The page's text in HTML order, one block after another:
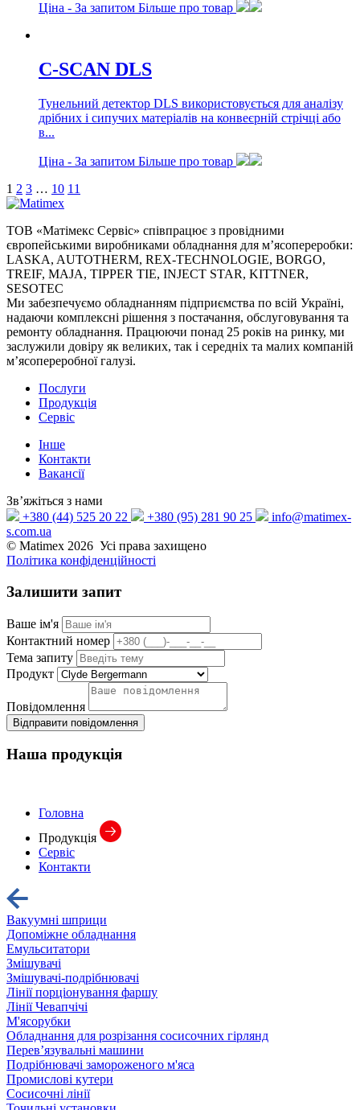
Ціна - За запитом Більше про товар
C-SCAN DLS
Тунельний детектор DLS використовується для аналізу
дрібних і сипучих матеріалів на конвеєрній стрічці або
в...
Ціна - За запитом Більше про товар
1 2 3 … 10 11
ТОВ «Матімекс Сервіс» співпрацює з провідними
європейськими виробниками обладнання для м’ясопереробки:
LASKA, AUTOTHERM, REX-TECHNOLOGIE, BORGO,
TREIF, MAJA, TIPPER TIE, INJECT STAR, KITTNER,
SESOTEC
Ми забезпечуємо обладнанням підприємства по всій Україні,
надаючи комплексні рішення з постачання, обслуговування та
ремонту обладнання. Працюючи понад 25 років на ринку, ми
заслужили довіру як великих, так і середніх та малих компаній
м’ясопереробної галузі.
Послуги
Продукція
Сервіс
Інше
Контакти
Вакансії
Зв’яжіться з нами
+380 (44) 525 20 22
+380 (95) 281 90 25
info@matimex-
s.com.ua
© Matimex 2026 Усі права захищено
Політика конфіденційності
Залишити запит
Ваше ім'я
Контактний номер
Тема запиту
Продукт
Повідомлення
Відправити повідомлення
Наша продукція
Головна
Продукція
Сервіс
Контакти
Вакуумні шприци
Допоміжне обладнання
Емульситатори
Змішувачі
Змішувачі-подрібнювачі
Лінії порціонування фаршу
Лінії Чевапчічі
М'ясорубки
Обладнання для розрізання сосисочних гірлянд
Перев’язувальні машини
Подрібнювачі замороженого м'яса
Промислові кутери
Сосисочні лінії